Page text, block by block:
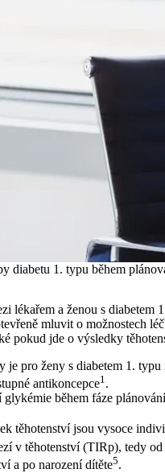
diabetu 1. typu během
lékařem a ženou s diabetem
mluvit o možnostech
pokud jde o výsledky
je pro ženy s diabetem 1.
antikoncepce1.
během fáze
těhotenství jsou vysoce
v těhotenství (TIRp), tedy
a po narození dítěte5.